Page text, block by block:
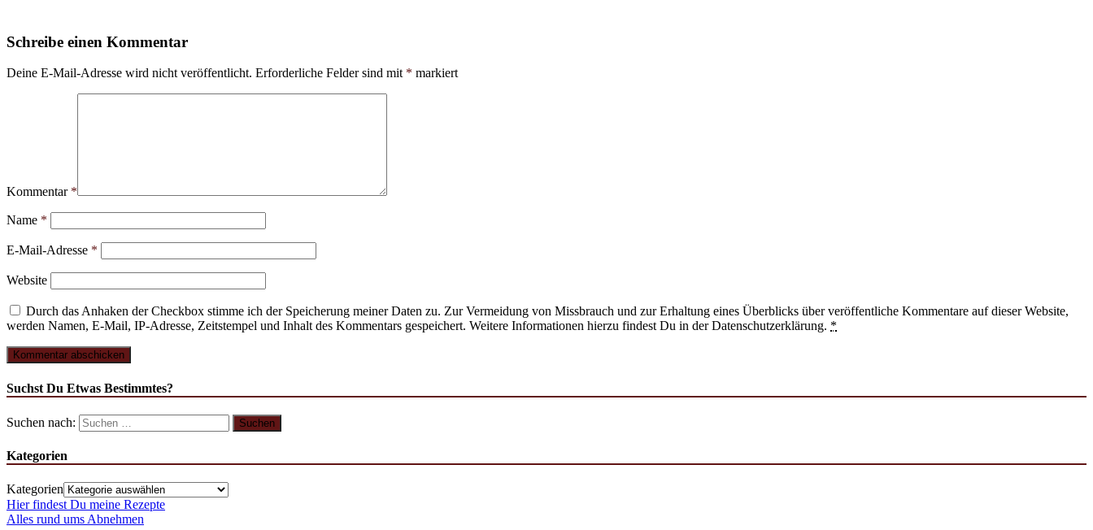
Schreibe einen Kommentar
Deine E-Mail-Adresse wird nicht veröffentlicht. Erforderliche Felder sind mit * markiert
Kommentar *
Name *
E-Mail-Adresse *
Website
Durch das Anhaken der Checkbox stimme ich der Speicherung meiner Daten zu. Zur Vermeidung von Missbrauch und zur Erhaltung eines Überblicks über veröffentliche Kommentare auf dieser Website,
werden Namen, E-Mail, IP-Adresse, Zeitstempel und Inhalt des Kommentars gespeichert. Weitere Informationen hierzu findest Du in der Datenschutzerklärung. *
Suchst Du Etwas Bestimmtes?
Suchen nach:
Kategorien
Kategorien
Hier findest Du meine Rezepte
Alles rund ums Abnehmen